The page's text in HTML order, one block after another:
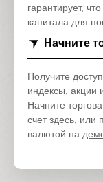
гарантирует,
капитала для
Начните
Получите
индексы, акции
Начните
счет здесь , или
валютой на